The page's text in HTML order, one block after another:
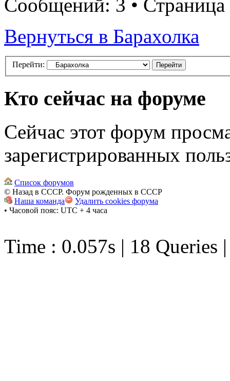
Сообщений: 3 • Страница
Вернуться в Барахолка
Перейти:
Кто сейчас на форуме
Сейчас этот форум
зарегистрированных
Список форумов
© Назад в СССР. Форум рожденных в СССР
Наша команда
Удалить cookies форума
• Часовой пояс: UTC + 4 часа
Time : 0.057s | 18 Queries